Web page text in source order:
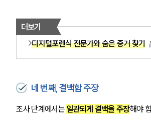
더보기
디지털포렌식 전문가와 숨은 증거 찾기
네 번째, 결백함 주장
조사 단계에서는 일관되게 결백을 주장해야